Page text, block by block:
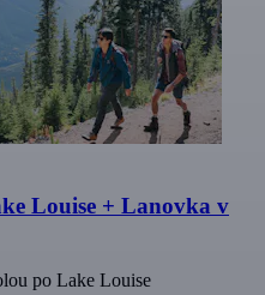
Louise + Lanovka v
po Lake Louise